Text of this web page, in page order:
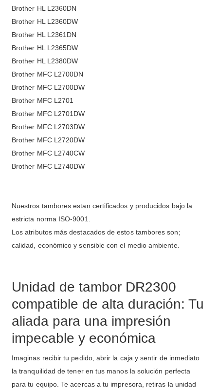
Brother HL L2360DN
Brother HL L2360DW
Brother HL L2361DN
Brother HL L2365DW
Brother HL L2380DW
Brother MFC L2700DN
Brother MFC L2700DW
Brother MFC L2701
Brother MFC L2701DW
Brother MFC L2703DW
Brother MFC L2720DW
Brother MFC L2740CW
Brother MFC L2740DW
Nuestros tambores estan certificados y producidos bajo la
estricta norma ISO-9001.
Los atributos más destacados de estos tambores son;
calidad, económico y sensible con el medio ambiente.
Unidad de tambor DR2300
compatible de alta duración: Tu
aliada para una impresión
impecable y económica
Imaginas recibir tu pedido, abrir la caja y sentir de inmediato
la tranquilidad de tener en tus manos la solución perfecta
para tu equipo. Te acercas a tu impresora, retiras la unidad